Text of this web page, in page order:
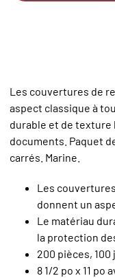
Les couvertures de
aspect classique à
durable et de
documents. Paquet
carrés. Marine.
Les
donnent un
Le matériau
la protection
200 pièces, 100
8 1/2 po x 11 po